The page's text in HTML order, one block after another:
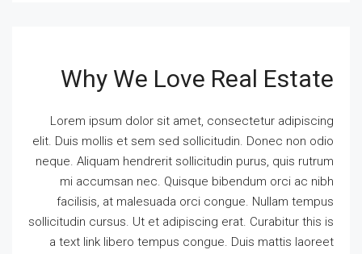
Why We Love Real Estate
Lorem ipsum dolor sit amet, consectetur adipiscing
elit. Duis mollis et sem sed sollicitudin. Donec non odio
neque. Aliquam hendrerit sollicitudin purus, quis rutrum
mi accumsan nec. Quisque bibendum orci ac nibh
facilisis, at malesuada orci congue. Nullam tempus
sollicitudin cursus. Ut et adipiscing erat. Curabitur this is
a text link libero tempus congue. Duis mattis laoreet